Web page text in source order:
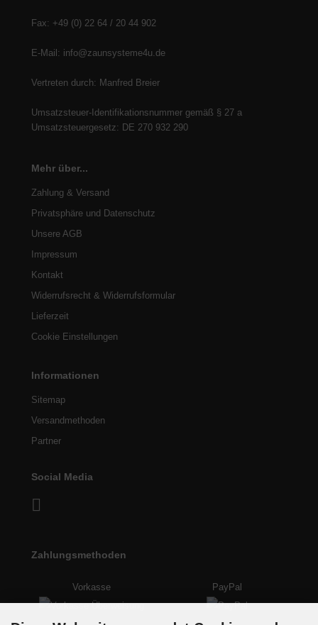
Fax: +49 (0) 22 64 / 20 44 902
E-Mail: info@zaunsysteme4u.de
Vertreten durch: Manfred Breier
Umsatzsteuer-Identifikationsnummer gemäß § 27 a
Umsatzsteuergesetz: DE 270 932 290
Mehr über...
Zahlung & Versand
Privatsphäre und Datenschutz
Unsere AGB
Impressum
Kontakt
Widerrufsrecht & Widerrufsformular
Lieferzeit
Cookie Einstellungen
Informationen
Sitemap
Versandmethoden
Partner
Social Media
Zahlungsmethoden
Vorkasse PayPal